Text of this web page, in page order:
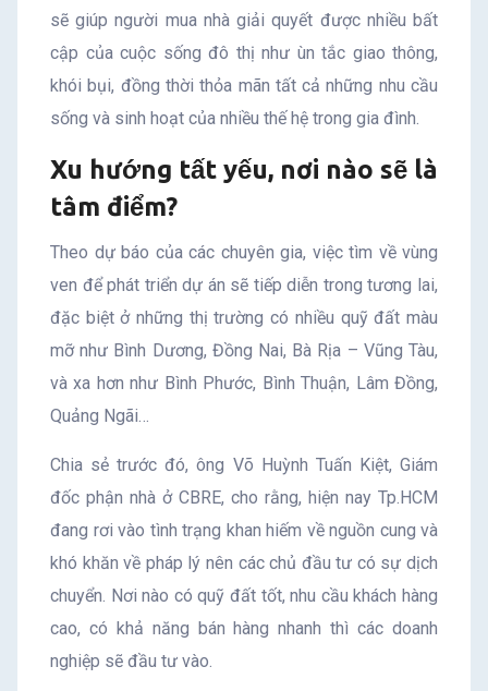
sẽ giúp người mua nhà giải quyết được nhiều bất
cập của cuộc sống đô thị như ùn tắc giao thông,
khói bụi, đồng thời thỏa mãn tất cả những nhu cầu
sống và sinh hoạt của nhiều thế hệ trong gia đình.
Xu hướng tất yếu, nơi nào sẽ là
tâm điểm?
Theo dự báo của các chuyên gia, việc tìm về vùng
ven để phát triển dự án sẽ tiếp diễn trong tương lai,
đặc biệt ở những thị trường có nhiều quỹ đất màu
mỡ như Bình Dương, Đồng Nai, Bà Rịa – Vũng Tàu,
và xa hơn như Bình Phước, Bình Thuận, Lâm Đồng,
Quảng Ngãi…
Chia sẻ trước đó, ông Võ Huỳnh Tuấn Kiệt, Giám
đốc phận nhà ở CBRE, cho rằng, hiện nay Tp.HCM
đang rơi vào tình trạng khan hiếm về nguồn cung và
khó khăn về pháp lý nên các chủ đầu tư có sự dịch
chuyển. Nơi nào có quỹ đất tốt, nhu cầu khách hàng
cao, có khả năng bán hàng nhanh thì các doanh
nghiệp sẽ đầu tư vào.